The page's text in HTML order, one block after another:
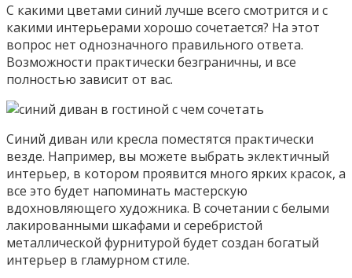
С какими цветами синий лучше всего смотрится и с
какими интерьерами хорошо сочетается? На этот
вопрос нет однозначного правильного ответа.
Возможности практически безграничны, и все
полностью зависит от вас.
Синий диван или кресла поместятся практически
везде. Например, вы можете выбрать эклектичный
интерьер, в котором проявится много ярких красок, а
все это будет напоминать мастерскую
вдохновляющего художника. В сочетании с белыми
лакированными шкафами и серебристой
металлической фурнитурой будет создан богатый
интерьер в гламурном стиле.